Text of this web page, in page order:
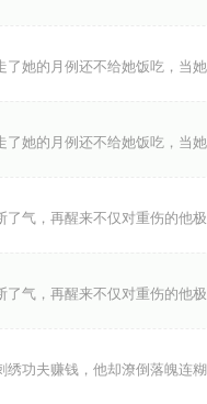
的月例还不给她饭吃，当
的月例还不给她饭吃，当
，再醒来不仅对重伤的他
，再醒来不仅对重伤的他
夫赚钱，他却潦倒落魄